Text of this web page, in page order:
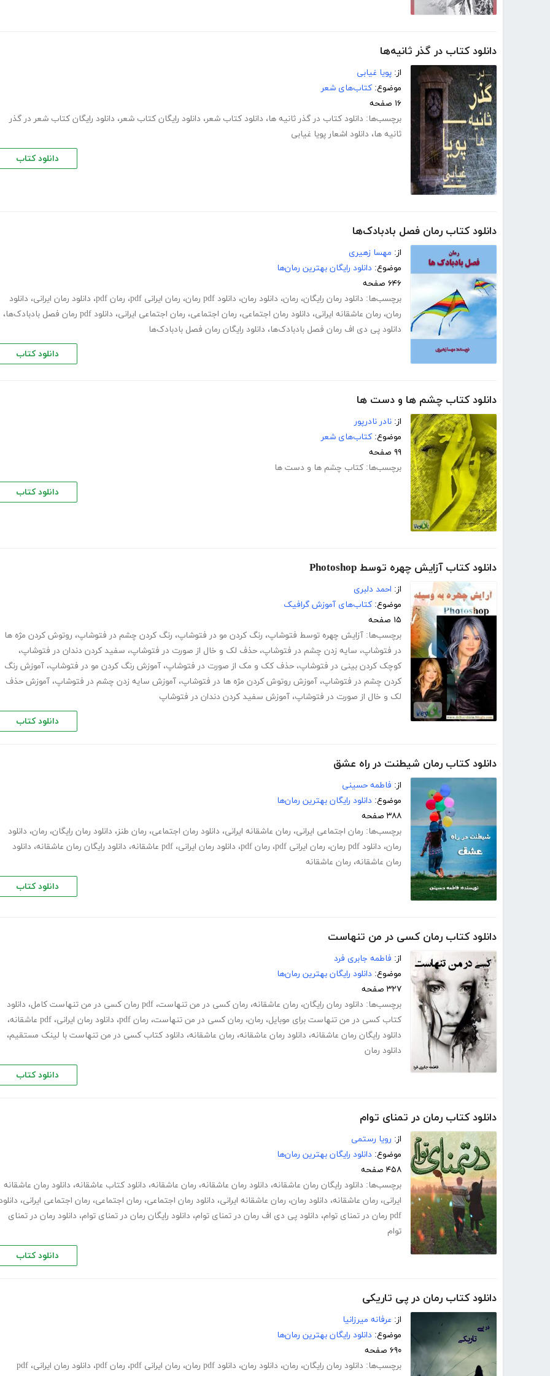
دانلود کتاب در گذر ثانیه‌ها
از: پویا غیابی
موضوع: کتاب‌های شعر
۱۶ صفحه
برچسب‌ها: دانلود کتاب در گذر ثانیه ها، دانلود کتاب شعر، دانلود رایگان کتاب شعر، دانلود رایگان کتاب شعر در گذر
ثانیه ها، دانلود اشعار پویا غیابی
دانلود کتاب
دانلود کتاب رمان فصل بادبادک‌ها
از: مهسا زهیری
موضوع: دانلود رایگان بهترین رمان‌ها
۶۴۶ صفحه
برچسب‌ها: دانلود رمان رایگان، رمان، دانلود رمان، دانلود pdf رمان ، رمان ایرانی pdf ، رمان pdf ، دانلود رمان ایرانی، دانلود
رمان، رمان عاشقانه ایرانی، دانلود رمان اجتماعی، رمان اجتماعی، رمان اجتماعی ایرانی، دانلود pdf رمان فصل بادبادک‌ها
،
دانلود پی دی اف رمان فصل بادبادک‌ها، دانلود رایگان رمان فصل بادبادک‌ها
دانلود کتاب
دانلود کتاب چشم ها و دست ها
از: نادر نادرپور
موضوع: کتاب‌های شعر
۹۹ صفحه
برچسب‌ها: کتاب چشم ها و دست ها
دانلود کتاب
دانلود کتاب آزایش چهره توسط Photoshop
از: احمد دلبری
موضوع: کتاب‌های آموزش گرافیک
۱۵ صفحه
برچسب‌ها: آزایش چهره توسط فتوشاپ، رنگ کردن مو در فتوشاپ، رنگ کردن چشم در فتوشاپ، روتوش کردن مژه ها
در فتوشاپ، سایه زدن چشم در فتوشاپ، حذف لک و خال از صورت در فتوشاپ، سفید کردن دندان در فتوشاپ،
کوچک کردن بینی در فتوشاپ، حذف کک و مک از صورت در فتوشاپ، آموزش رنگ کردن مو در فتوشاپ، آموزش رنگ
کردن چشم در فتوشاپ، آموزش روتوش کردن مژه ها در فتوشاپ، آموزش سایه زدن چشم در فتوشاپ، آموزش حذف
لک و خال از صورت در فتوشاپ، آموزش سفید کردن دندان در فتوشاپ
دانلود کتاب
دانلود کتاب رمان شیطنت در راه عشق
از: فاطمه حسینی
موضوع: دانلود رایگان بهترین رمان‌ها
۳۸۸ صفحه
برچسب‌ها: رمان اجتماعی ایرانی، رمان عاشقانه ایرانی، دانلود رمان اجتماعی، رمان طنز، دانلود رمان رایگان، رمان، دانلود
رمان، دانلود pdf رمان ، رمان ایرانی pdf ، رمان pdf ، دانلود رمان ایرانی، pdf عاشقانه ، دانلود رایگان رمان عاشقانه، دانلود
رمان عاشقانه، رمان عاشقانه
دانلود کتاب
دانلود کتاب رمان کسی در من تنهاست
از: فاطمه جابری فرد
موضوع: دانلود رایگان بهترین رمان‌ها
۳۲۷ صفحه
برچسب‌ها: دانلود رمان رایگان، رمان عاشقانه، رمان کسی در من تنهاست، pdf رمان کسی در من تنهاست کامل ، دانلود
کتاب کسی در من تنهاست برای موبایل، رمان، رمان کسی در من تنهاست، رمان pdf ، دانلود رمان ایرانی، pdf عاشقانه
،
دانلود رایگان رمان عاشقانه، دانلود رمان عاشقانه، رمان عاشقانه، دانلود کتاب کسی در من تنهاست با لینک مستقیم،
دانلود رمان
دانلود کتاب
دانلود کتاب رمان در تمنای توام
از: رویا رستمی
موضوع: دانلود رایگان بهترین رمان‌ها
۴۵۸ صفحه
برچسب‌ها: دانلود رایگان رمان عاشقانه، دانلود رمان عاشقانه، رمان عاشقانه، دانلود کتاب عاشقانه، دانلود رمان عاشقانه
ایرانی، رمان عاشقانه، دانلود رمان، رمان عاشقانه ایرانی، دانلود رمان اجتماعی، رمان اجتماعی، رمان اجتماعی ایرانی،
pdf رمان در تمنای توام
، دانلود پی دی اف رمان در تمنای توام، دانلود رایگان رمان در تمنای توام، دانلود رمان در تمنای
توام
دانلود کتاب
دانلود کتاب رمان در پی تاریکی
از: عرفانه میرزانیا
موضوع: دانلود رایگان بهترین رمان‌ها
۶۹۰ صفحه
برچسب‌ها: دانلود رمان رایگان، رمان، دانلود رمان، دانلود pdf رمان ، رمان ایرانی pdf ، رمان pdf ، دانلود رمان ایرانی، pdf